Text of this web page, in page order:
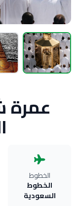
عمرة
الخطوط
الخطوط
السعودية